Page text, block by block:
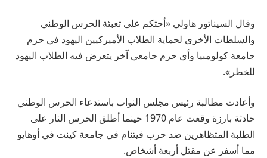
وقال السيناتور هاولي «أحثكم على تعبئة الحرس الوطني
والسلطات الأخرى لحماية الطلاب الأميركيين اليهود في حرم
جامعة كولومبيا وأي حرم جامعي آخر يتعرض فيه الطلاب اليهود
للخطر».
وأعادت مطالبة رئيس مجلس النواب باستدعاء الحرس الوطني
حادثة بارزة وقعت عام 1970 حينما أطلق الحرس النار على
الطلبة المتظاهرين ضد حرب فيتنام في جامعة كينت في أوهايو
مما أسفر عن مقتل أربعة أشخاص.